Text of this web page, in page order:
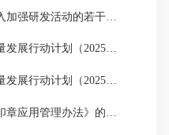
《福建省促进数据产业高质量发展行动计划（2025-2027年）》的目的是什么？
《福建省促进数据产业高质量发展行动计划（2025-2027年）》的出台背景是什么？